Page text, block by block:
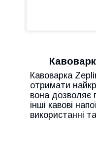
Кавоварка
отримати
вона дозволяє
інші кавові
використанні